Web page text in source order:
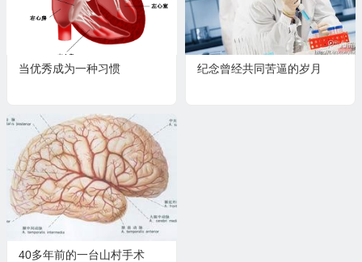
当优秀成为一种习惯 纪念曾经共同苦逼的岁月
40多年前的一台山村手术